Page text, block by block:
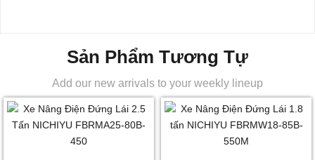
Sản Phẩm Tương Tự
Add our new arrivals to your weekly lineup